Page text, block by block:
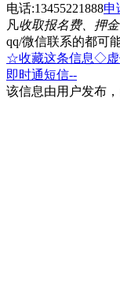
电话:13455221888申
凡收取报名费、押
qq/微信联系的都可
☆收藏这条信息◇虚
即时通短信--
该信息由用户发布